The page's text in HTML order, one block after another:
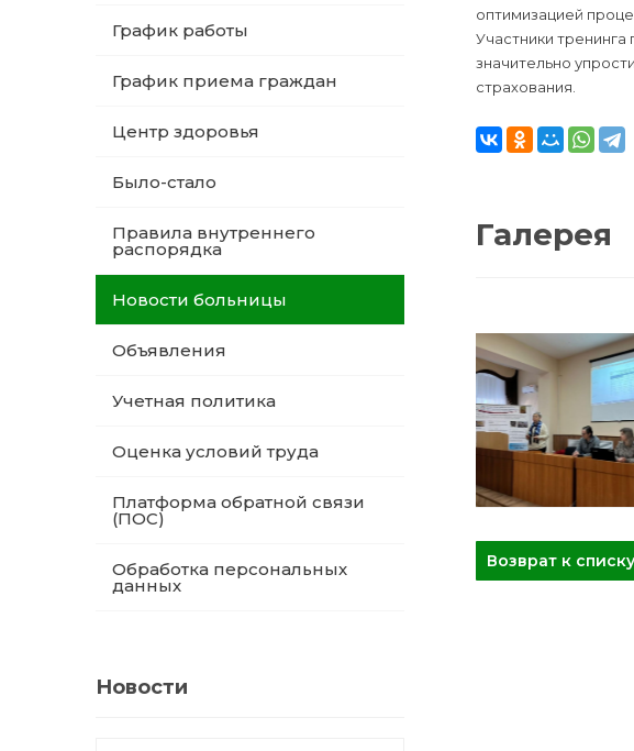
График работы
График приема граждан
Центр здоровья
Было-стало
Правила внутреннего
распорядка
Новости больницы
Объявления
Учетная политика
Оценка условий труда
Платформа обратной связи
(ПОС)
Обработка персональных
данных
Новости
оптимизацией
Участники
значительно
страхования.
Галерея
Возврат к списку